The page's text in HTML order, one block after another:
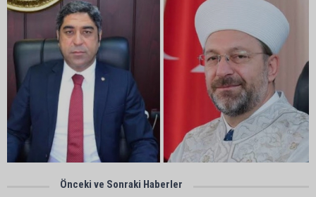
Önceki ve Sonraki Haberler